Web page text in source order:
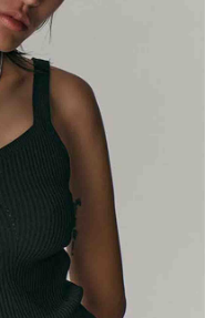
問，請聯繫「AFTEE先享後付
support/home
先享後付」服務完成之交
並將交易相關給付款項請求債
：
監護人之同意方可使用
之損失，本公司不負相關責
帳號之用戶狀況，依本公司即
之情形，本公司將視審查結果
冊。若發現惡意使用之情形，